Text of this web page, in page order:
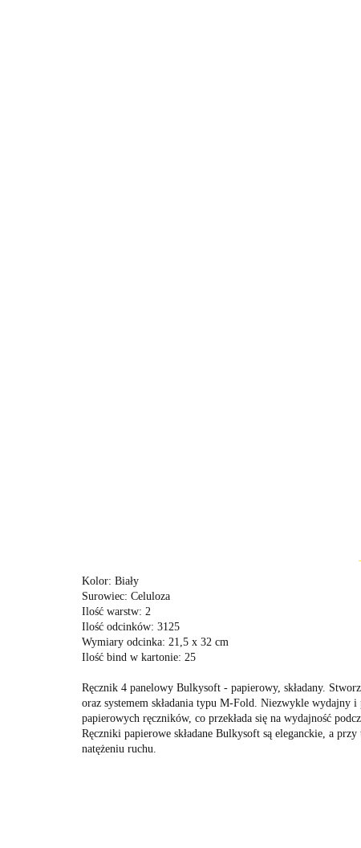
Kolor: Biały
Surowiec: Celuloza
Ilość warstw: 2
Ilość odcinków: 3125
Wymiary odcinka: 21,5 x 32 cm
Ilość bind w kartonie: 25
Ręcznik 4 panelowy Bulkysoft - papierowy, składany.
oraz systemem składania typu M-Fold. Niezwykle wydajny
papierowych ręczników, co przekłada się na wydajność
Ręczniki papierowe składane Bulkysoft są eleganckie, a
natężeniu ruchu.